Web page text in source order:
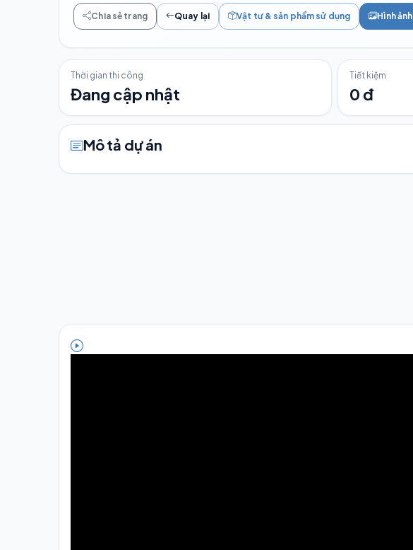
Chia sẻ trang Quay lại Vật tư & sản phẩm sử dụng Hình ảnh
Thời gian thi công
Đang cập nhật
Tiết kiệm
0 đ
Mô tả dự án